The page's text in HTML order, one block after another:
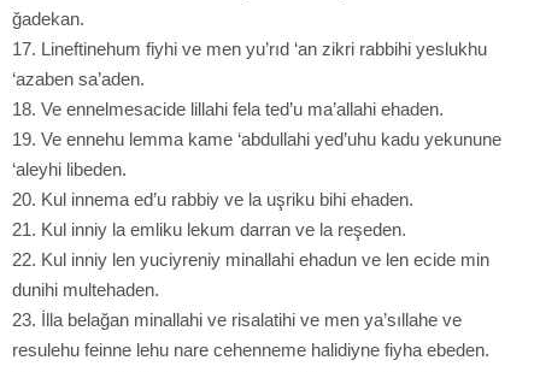
ğadekan.
17. Lineftinehum fiyhi ve men yu’rıd ‘an zikri rabbihi yeslukhu
‘azaben sa’aden.
18. Ve ennelmesacide lillahi fela ted’u ma’allahi ehaden.
19. Ve ennehu lemma kame ‘abdullahi yed’uhu kadu yekunune
‘aleyhi libeden.
20. Kul innema ed’u rabbiy ve la uşriku bihi ehaden.
21. Kul inniy la emliku lekum darran ve la reşeden.
22. Kul inniy len yuciyreniy minallahi ehadun ve len ecide min
dunihi multehaden.
23. İlla belağan minallahi ve risalatihi ve men ya’sıllahe ve
resulehu feinne lehu nare cehenneme halidiyne fiyha ebeden.